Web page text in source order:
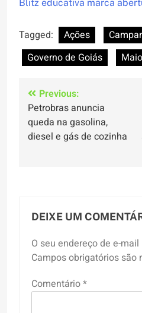
Blitz educativa marca
Tagged: Ações
Governo de Goiás
Navegação
de
Post
Previous:
Petrobras anuncia
queda na gasolina,
diesel e gás de cozinha
DEIXE UM
O seu endereço de e-
Campos obrigatórios são
Comentário*